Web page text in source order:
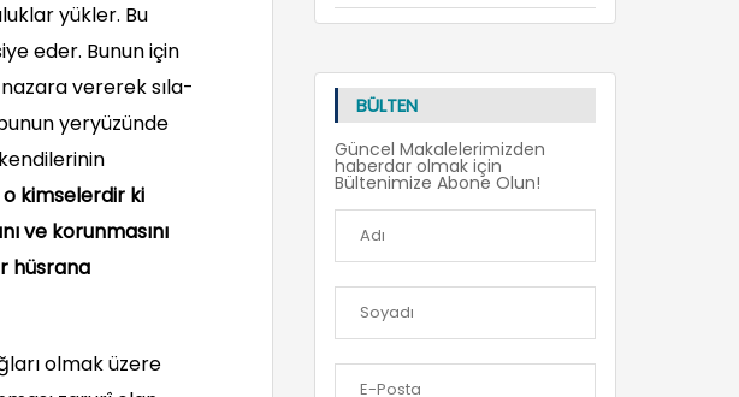
yükler. Bu
eder. Bunun için
vererek sıla-
yeryüzünde
o kimselerdir ki
ve korunmasını
hüsrana
olmak üzere
BÜLTEN
Güncel Makalelerimizden
haberdar olmak için
Bültenimize Abone Olun!